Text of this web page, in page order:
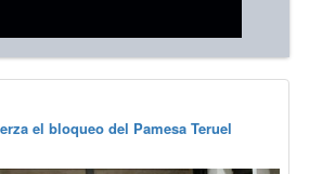
el bloqueo del Pamesa Teruel